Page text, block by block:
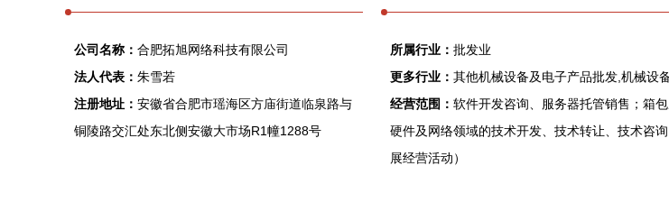
公司名称： 合肥拓旭网络科技有限公司
法人代表： 朱雪若
注册地址： 安徽省合肥市瑶海区方庙街道临泉路与
铜陵路交汇处东北侧安徽大市场R1幢1288号
所属行业： 批发业
更多行业： 其他机械设备及电子产品批发,机械设
经营范围： 软件开发咨询、服务器托管销售；箱
硬件及网络领域的技术开发、技术转让、技术咨
展经营活动）